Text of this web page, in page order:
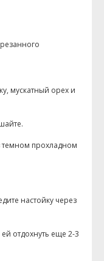
мускатный орех и
темном прохладном
настойку через
отдохнуть еще 2-3